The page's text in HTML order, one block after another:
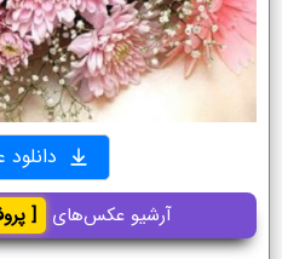
آرشیو عکس‌های [